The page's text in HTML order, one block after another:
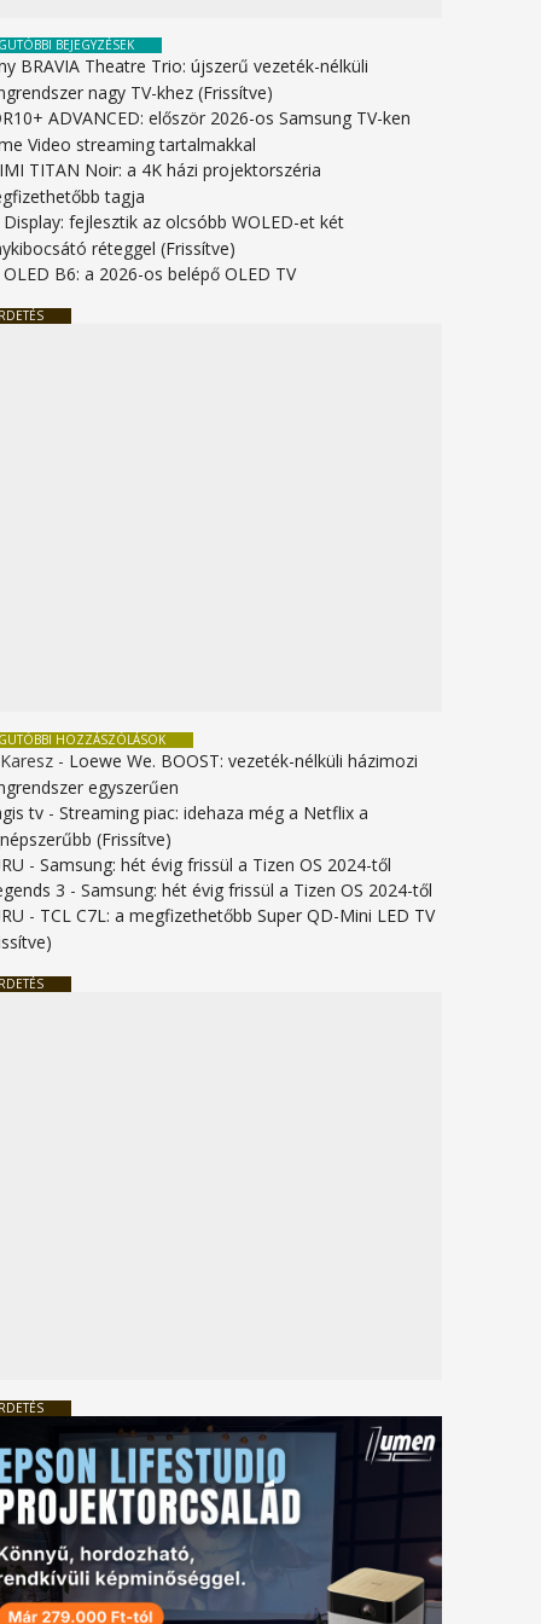
BEJEGYZÉSEK
BRAVIA Theatre Trio: újszerű vezeték-nélküli
nagy TV-khez (Frissítve)
ADVANCED: először 2026-os Samsung TV-ken
Video streaming tartalmakkal
TITAN Noir: a 4K házi projektorszéria
tagja
Display: fejlesztik az olcsóbb WOLED-et két
réteggel (Frissítve)
OLED B6: a 2026-os belépő OLED TV
HOZZÁSZÓLÁSOK
- Loewe We. BOOST: vezeték-nélküli házimozi
egyszerűen
tv -Streaming piac: idehaza még a Netflix a
(Frissítve)
-Samsung: hét évig frissül a Tizen OS 2024-től
3 -Samsung: hét évig frissül a Tizen OS 2024-től
- TCL C7L: a megfizethetőbb Super QD-Mini LED TV